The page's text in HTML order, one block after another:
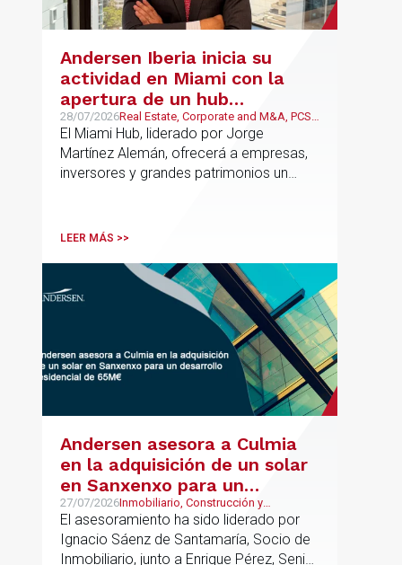
Andersen Iberia inicia su
actividad en Miami con la
apertura de un hub
estratégico para reforzar el
asesoramiento fiscal, legal y
patrimonial conectando
Europa y Latinoamérica
28/07/2026Real Estate, Corporate and M&A, PCS,
Wealth Management & Family
Business
El Miami Hub, liderado por Jorge
Martínez Alemán, ofrecerá a empresas,
inversores y grandes patrimonios un
Latinoamérica y otros mercados
LEER MÁS >>
Andersen asesora a Culmia
en la adquisición de un solar
en Sanxenxo para un
desarrollo residencial de
65M€
27/07/2026Inmobiliario, Construcción y
Urbanismo
El asesoramiento ha sido liderado por
Ignacio Sáenz de Santamaría, Socio de
Inmobiliario, junto a Enrique Pérez, Senior